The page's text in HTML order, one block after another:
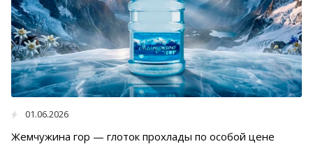
01.06.2026
Жемчужина гор — глоток прохлады по особой цене